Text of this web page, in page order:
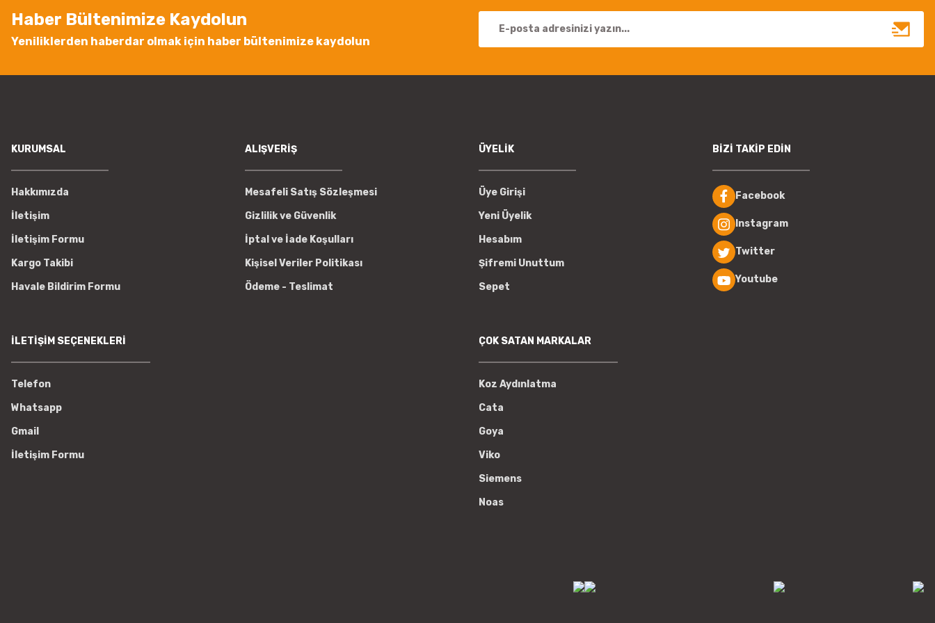
Bu ürüne benzer farklı alternatifler olmalı.
Haber Bültenimize Kaydolun
Yeniliklerden haberdar olmak için haber bültenimize kaydolun
KURUMSAL
Hakkımızda
İletişim
İletişim Formu
Kargo Takibi
Havale Bildirim Formu
ALIŞVERİŞ
Mesafeli Satış Sözleşmesi
Gizlilik ve Güvenlik
İptal ve İade Koşulları
Kişisel Veriler Politikası
Ödeme - Teslimat
ÜYELİK
Üye Girişi
Yeni Üyelik
Hesabım
Şifremi Unuttum
Sepet
BİZİ TAKİP EDİN
Facebook
Instagram
Twitter
Youtube
İLETİŞİM SEÇENEKLERİ
Telefon
Whatsapp
Gmail
İletişim Formu
ÇOK SATAN MARKALAR
Koz Aydınlatma
Cata
Goya
Viko
Siemens
Noas